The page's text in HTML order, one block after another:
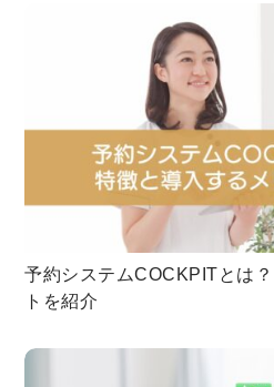
予約システムCOCKPITとは
トを紹介